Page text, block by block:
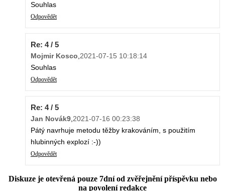
Souhlas
Odpovědět
Re: 4 / 5
Mojmir Kosco,2021-07-15 10:18:14
Souhlas
Odpovědět
Re: 4 / 5
Jan Novák9,2021-07-16 00:23:38
Pátý navrhuje metodu těžby krakováním, s použitím
hlubinných explozí :-))
Odpovědět
Diskuze je otevřená pouze 7dní od zvěřejnění příspěvku nebo
na povolení redakce